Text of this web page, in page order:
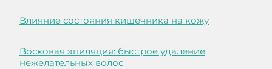
Влияние состояния кишечника на кожу
Восковая эпиляция: быстрое удаление
нежелательных волос